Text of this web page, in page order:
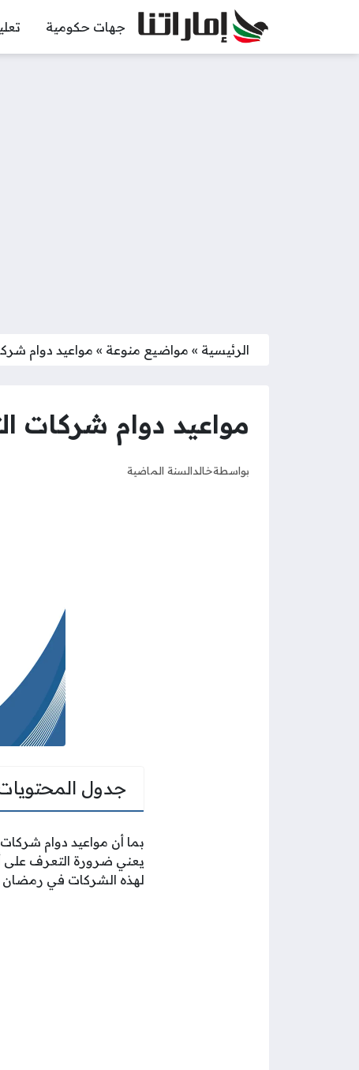
جهات حكومية
الرئيسية » مواضيع منوعة » مواعيد دوام
مواعيد دوام شركات
بواسطةخالدالسنة الماضية
جدول
بما أن مواعيد دوام
يعني ضرورة التعرف على
لهذه الشركات في رمضان منذ